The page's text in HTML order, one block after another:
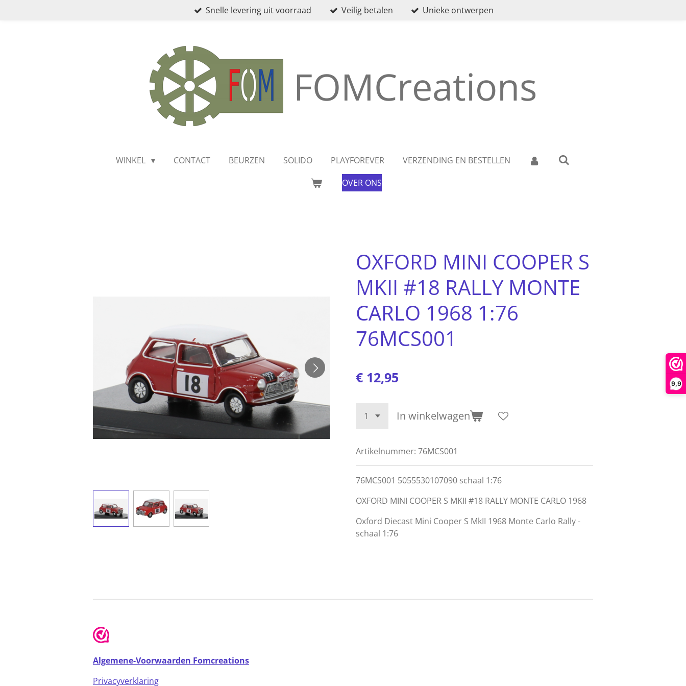
9,9
Snelle levering uit voorraad Veilig betalen Unieke ontwerpen
FOMCreations
WINKEL CONTACT BEURZEN SOLIDO PLAYFOREVER
VERZENDING EN BESTELLEN
OVER ONS
OXFORD MINI COOPER S
MKII #18 RALLY MONTE
CARLO 1968 1:76
76MCS001
€ 12,95
In winkelwagen
Artikelnummer: 76MCS001
76MCS001 5055530107090 schaal 1:76
OXFORD MINI COOPER S MKII #18 RALLY MONTE CARLO 1968
Oxford Diecast Mini Cooper S MkII 1968 Monte Carlo Rally -
schaal 1:76
Algemene-Voorwaarden Fomcreations
Privacyverklaring